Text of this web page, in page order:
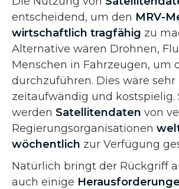
entscheidend, um den MRV-
wirtschaftlich tragfähig zu
Alternative wären Drohnen,
Menschen in Fahrzeugen, um
durchzuführen. Dies wäre sehr
zeitaufwändig und kostspielig.
werden Satellitendaten von
Regierungsorganisationen
wöchentlich zur Verfügung
Natürlich bringt der Rückgriff
auch einige